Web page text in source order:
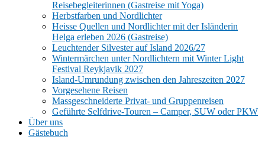
Reisebegleiterinnen (Gastreise mit Yoga)
Herbstfarben und Nordlichter
Heisse Quellen und Nordlichter mit der Isländerin
Helga erleben 2026 (Gastreise)
Leuchtender Silvester auf Island 2026/27
Wintermärchen unter Nordlichtern mit Winter Light
Festival Reykjavik 2027
Island-Umrundung zwischen den Jahreszeiten 2027
Vorgesehene Reisen
Massgeschneiderte Privat- und Gruppenreisen
Geführte Selfdrive-Touren – Camper, SUW oder PKW
Über uns
Gästebuch